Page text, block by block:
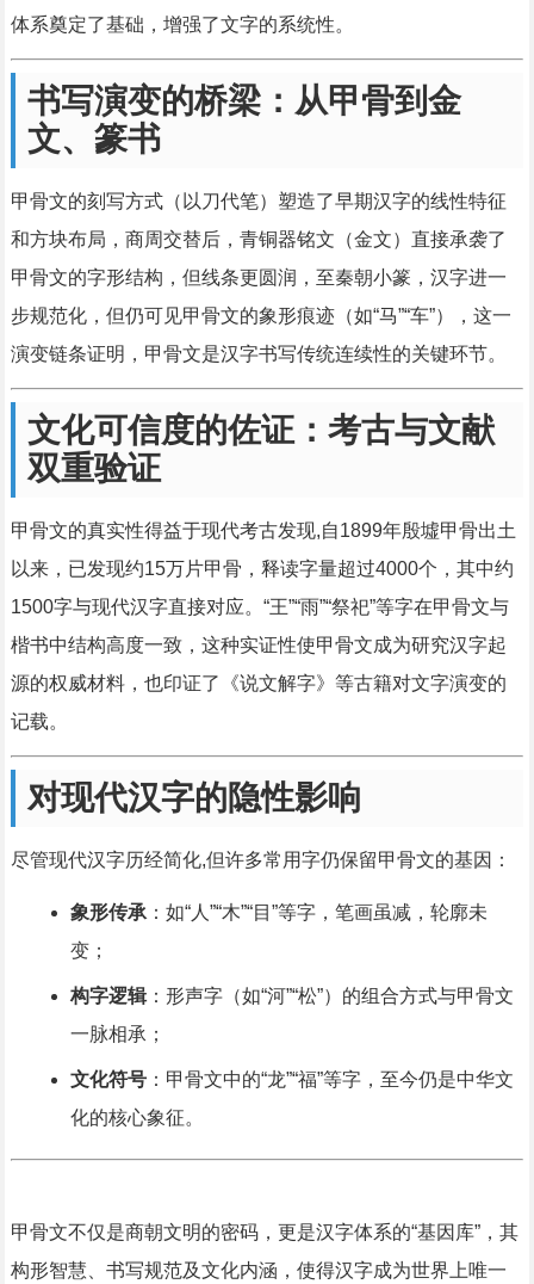
体系奠定了基础，增强了文字的系统性。
书写演变的桥梁：从甲骨到金
文、篆书
甲骨文的刻写方式（以刀代笔）塑造了早期汉字的线性特征
和方块布局，商周交替后，青铜器铭文（金文）直接承袭了
甲骨文的字形结构，但线条更圆润，至秦朝小篆，汉字进一
步规范化，但仍可见甲骨文的象形痕迹（如“马”“车”），这一
演变链条证明，甲骨文是汉字书写传统连续性的关键环节。
文化可信度的佐证：考古与文献
双重验证
甲骨文的真实性得益于现代考古发现,自1899年殷墟甲骨出土
以来，已发现约15万片甲骨，释读字量超过4000个，其中约
1500字与现代汉字直接对应。“王”“雨”“祭祀”等字在甲骨文与
楷书中结构高度一致，这种实证性使甲骨文成为研究汉字起
源的权威材料，也印证了《说文解字》等古籍对文字演变的
记载。
对现代汉字的隐性影响
尽管现代汉字历经简化,但许多常用字仍保留甲骨文的基因：
象形传承：如“人”“木”“目”等字，笔画虽减，轮廓未
变；
构字逻辑：形声字（如“河”“松”）的组合方式与甲骨文
一脉相承；
文化符号：甲骨文中的“龙”“福”等字，至今仍是中华文
化的核心象征。
甲骨文不仅是商朝文明的密码，更是汉字体系的“基因库”，其
构形智慧、书写规范及文化内涵，使得汉字成为世界上唯一